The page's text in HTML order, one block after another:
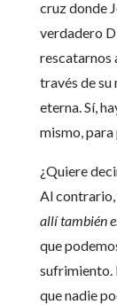
cruz donde
verdadero
rescatarnos
través de su
eterna. Sí,
mismo,
¿Quiere
Al contrario,
allí también
que
sufrimiento.
que nadie